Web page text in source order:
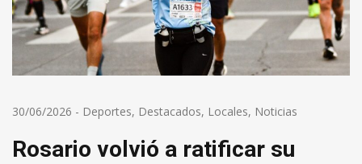
30/06/2026 - Deportes, Destacados, Locales, Noticias
Rosario volvió a ratificar su